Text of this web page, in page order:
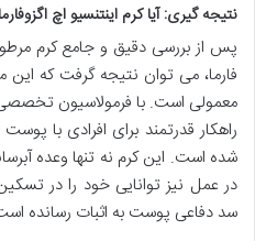
نتیجه گیری: آیا کرم اینتنسیو اچ
پس از بررسی دقیق و جامع کرم
فارما، می توان نتیجه گرفت که
معمولی است. با فرمولاسیون
راهکار قدرتمند برای افرادی با
شده است. این کرم نه تنها وعده
در عمل نیز توانایی خود را در
سد دفاعی پوست به اثبات رسانده